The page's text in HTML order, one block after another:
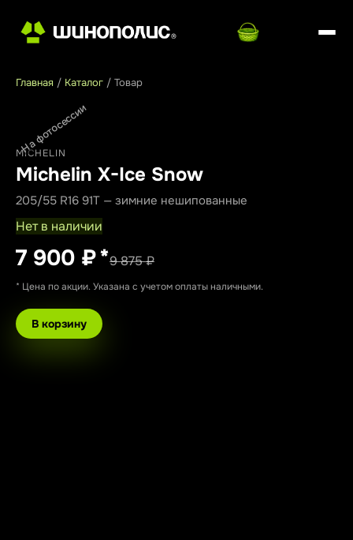
Главная / Каталог / Товар
На фотосессии
MICHELIN
Michelin X-Ice Snow
205/55 R16 91T — зимние нешипованные
Нет в наличии
7 900 ₽*9 875 ₽
* Цена по акции. Указана с учетом оплаты наличными.
В корзину